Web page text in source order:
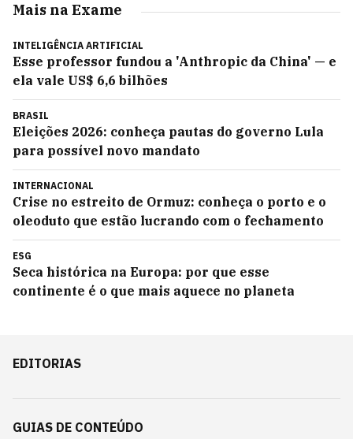
Mais na Exame
INTELIGÊNCIA ARTIFICIAL
Esse professor fundou a 'Anthropic da China' — e
ela vale US$ 6,6 bilhões
BRASIL
Eleições 2026: conheça pautas do governo Lula
para possível novo mandato
INTERNACIONAL
Crise no estreito de Ormuz: conheça o porto e o
oleoduto que estão lucrando com o fechamento
ESG
Seca histórica na Europa: por que esse
continente é o que mais aquece no planeta
EDITORIAS
GUIAS DE CONTEÚDO